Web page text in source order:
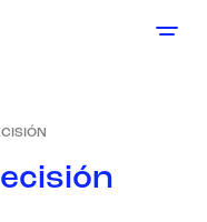
ecisión